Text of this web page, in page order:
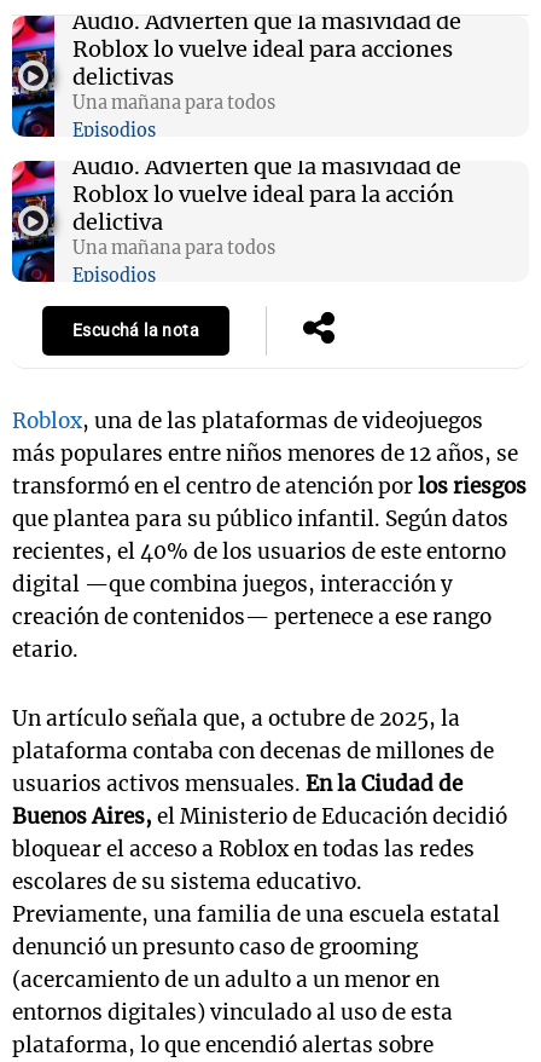
Audio.Advierten que la masividad de
Roblox lo vuelve ideal para acciones
delictivas
Una mañana para todos
Episodios
Audio.Advierten que la masividad de
Roblox lo vuelve ideal para la acción
delictiva
Una mañana para todos
Episodios
Escuchá la nota
Roblox, una de las plataformas de videojuegos
más populares entre niños menores de 12 años, se
transformó en el centro de atención porlos riesgos
que plantea para su público infantil. Según datos
recientes, el 40% de los usuarios de este entorno
digital —que combina juegos, interacción y
creación de contenidos— pertenece a ese rango
etario.
Un artículo señala que, a octubre de 2025, la
plataforma contaba con decenas de millones de
usuarios activos mensuales. En la Ciudad de
Buenos Aires, el Ministerio de Educación decidió
bloquear el acceso a Roblox en todas las redes
escolares de su sistema educativo.
Previamente, una familia de una escuela estatal
denunció un presunto caso de grooming
(acercamiento de un adulto a un menor en
entornos digitales) vinculado al uso de esta
plataforma, lo que encendió alertas sobre